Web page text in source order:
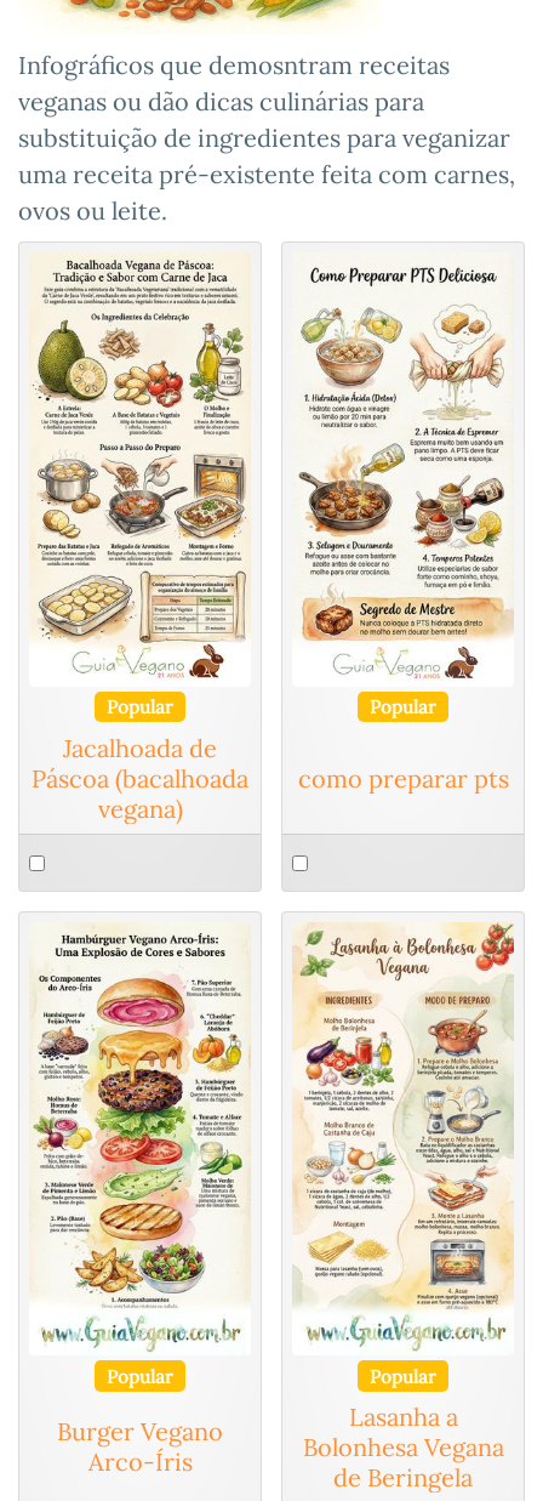
Infográficos que demosntram receitas
veganas ou dão dicas culinárias para
substituição de ingredientes para veganizar
uma receita pré-existente feita com carnes,
ovos ou leite.
Popular
Jacalhoada de
Páscoa (bacalhoada
vegana)
Select
an
item
Popular
como preparar pts
Select
an
item
Popular
Burger Vegano
Arco-Íris
Popular
Lasanha a
Bolonhesa Vegana
de Beringela